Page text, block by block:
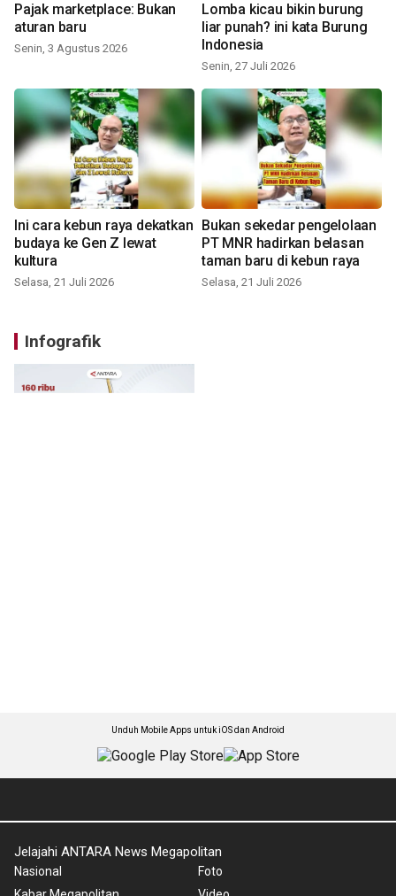
Pajak marketplace: Bukan
aturan baru
Senin, 3 Agustus 2026
Lomba kicau bikin burung
liar punah? ini kata Burung
Indonesia
Senin, 27 Juli 2026
Ini cara kebun raya dekatkan
budaya ke Gen Z lewat
kultura
Selasa, 21 Juli 2026
Bukan sekedar pengelolaan
PT MNR hadirkan belasan
taman baru di kebun raya
Selasa, 21 Juli 2026
Infografik
Unduh Mobile Apps untuk iOS dan Android
Jelajahi ANTARA News Megapolitan
Nasional
Foto